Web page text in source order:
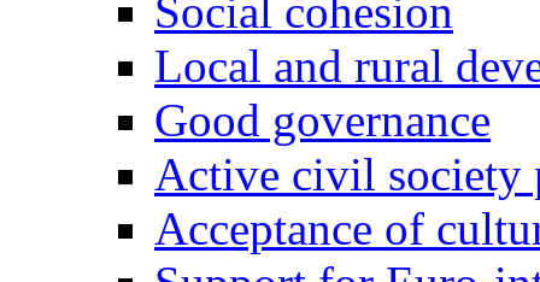
Social cohesion
Local and rural
Good governance
Active civil society
Acceptance of